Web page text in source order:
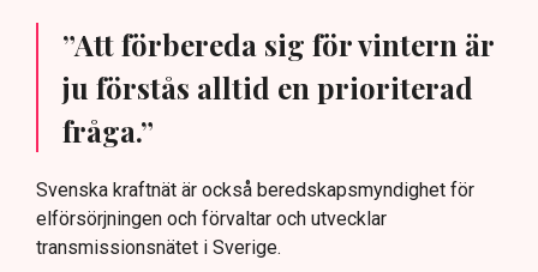
”Att förbereda sig för vintern är
ju förstås alltid en prioriterad
fråga.”
Svenska kraftnät är också beredskapsmyndighet för
elförsörjningen och förvaltar och utvecklar
transmissionsnätet i Sverige.